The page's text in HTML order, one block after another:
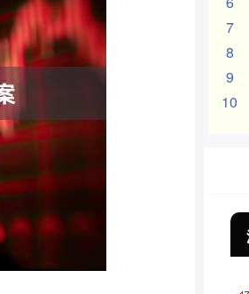
7
8
9
10
-0.32%